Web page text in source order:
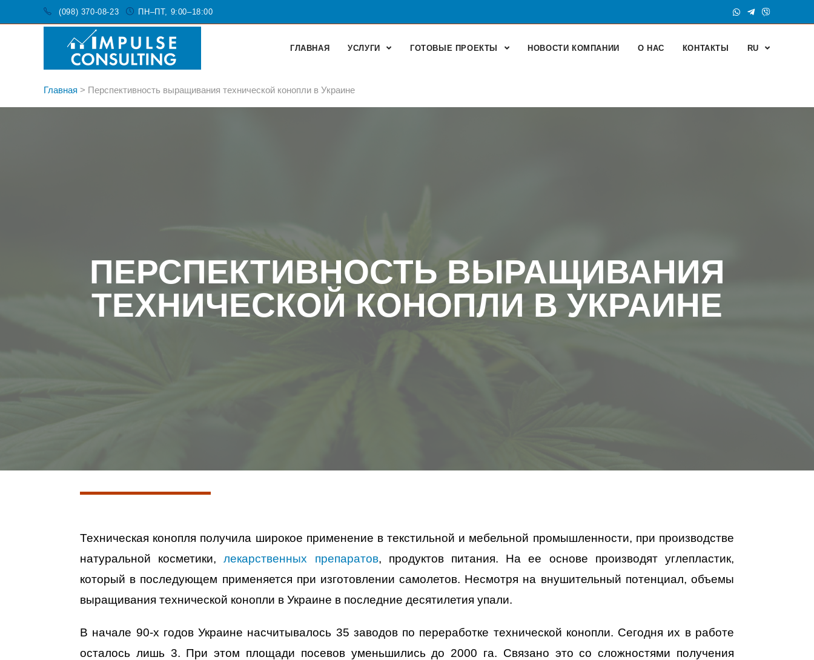
(098) 370-08-23 ПН–ПТ, 9:00–18:00
ГЛАВНАЯ УСЛУГИ ГОТОВЫЕ ПРОЕКТЫ НОВОСТИ КОМПАНИИ О НАС КОНТАКТЫ RU
Главная > Перспективность выращивания технической конопли в Украине
ПЕРСПЕКТИВНОСТЬ ВЫРАЩИВАНИЯ
ТЕХНИЧЕСКОЙ КОНОПЛИ В УКРАИНЕ
Техническая конопля получила широкое применение в текстильной и мебельной промышленности, при производстве
натуральной косметики,лекарственных препаратов, продуктов питания. На ее основе производят углепластик,
который в последующем применяется при изготовлении самолетов. Несмотря на внушительный потенциал, объемы
выращивания технической конопли в Украине в последние десятилетия упали.
В начале 90-х годов Украине насчитывалось 35 заводов по переработке технической конопли. Сегодня их в работе
осталось лишь 3. При этом площади посевов уменьшились до 2000 га. Связано это со сложностями получения